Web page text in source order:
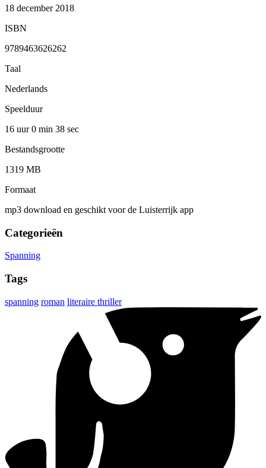
18 december 2018
ISBN
9789463626262
Taal
Nederlands
Speelduur
16 uur 0 min 38 sec
Bestandsgrootte
1319 MB
Formaat
mp3 download en geschikt voor de Luisterrijk app
Categorieën
Spanning
Tags
spanning roman literaire thriller